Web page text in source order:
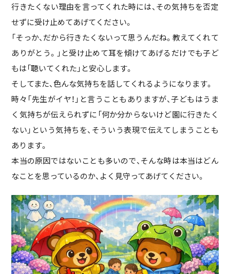
行きたくない理由を言ってくれた時には、その気持ちを否定
せずに受け止めてあげてください。
「そっか、だから行きたくないって思うんだね。教えてくれて
ありがとう。」と受け止めて耳を傾けてあげるだけでも子ど
もは「聴いてくれた」と安心します。
そしてまた、色んな気持ちを話してくれるようになります。
時々「先生がイヤ！」と言うこともありますが、子どもはうま
く気持ちが伝えられずに「何か分からないけど園に行きたく
ない」という気持ちを、そういう表現で伝えてしまうことも
あります。
本当の原因ではないことも多いので、そんな時は本当はどん
なことを思っているのか、よく見守ってあげてください。